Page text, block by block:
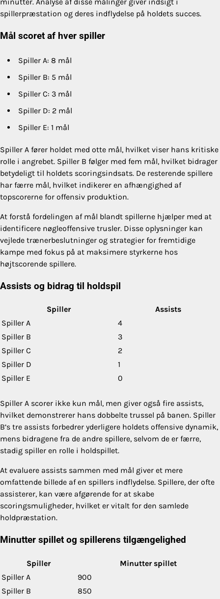
minutter. Analyse af disse målinger giver indsigt i
spillerpræstation og deres indflydelse på holdets succes.
Mål scoret af hver spiller
Spiller A: 8 mål
Spiller B: 5 mål
Spiller C: 3 mål
Spiller D: 2 mål
Spiller E: 1 mål
Spiller A fører holdet med otte mål, hvilket viser hans kritiske
rolle i angrebet. Spiller B følger med fem mål, hvilket bidrager
betydeligt til holdets scoringsindsats. De resterende spillere
har færre mål, hvilket indikerer en afhængighed af
topscorerne for offensiv produktion.
At forstå fordelingen af mål blandt spillerne hjælper med at
identificere nøgleoffensive trusler. Disse oplysninger kan
vejlede trænerbeslutninger og strategier for fremtidige
kampe med fokus på at maksimere styrkerne hos
højtscorende spillere.
Assists og bidrag til holdspil
Spiller
Assists
Spiller A
4
Spiller B
3
Spiller C
2
Spiller D
1
Spiller E
0
Spiller A scorer ikke kun mål, men giver også fire assists,
hvilket demonstrerer hans dobbelte trussel på banen. Spiller
B’s tre assists forbedrer yderligere holdets offensive dynamik,
mens bidragene fra de andre spillere, selvom de er færre,
stadig spiller en rolle i holdspillet.
At evaluere assists sammen med mål giver et mere
omfattende billede af en spillers indflydelse. Spillere, der ofte
assisterer, kan være afgørende for at skabe
scoringsmuligheder, hvilket er vitalt for den samlede
holdpræstation.
Minutter spillet og spillerens tilgængelighed
Spiller
Minutter spillet
Spiller A
900
Spiller B
850